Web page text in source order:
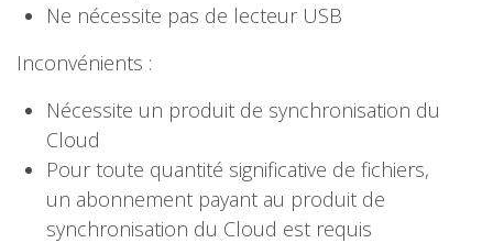
Ne nécessite pas de lecteur USB
Inconvénients :
Nécessite un produit de synchronisation du
Cloud
Pour toute quantité significative de fichiers,
un abonnement payant au produit de
synchronisation du Cloud est requis